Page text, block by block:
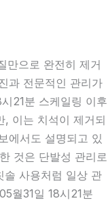
만으로 완전히 제거
과 전문적인 관리가
21분 스케일링 이후
, 이는 치석이 제거되
에서도 설명되고 있
것은 단발성 관리로
솔 사용처럼 일상 관
월31일 18시21분